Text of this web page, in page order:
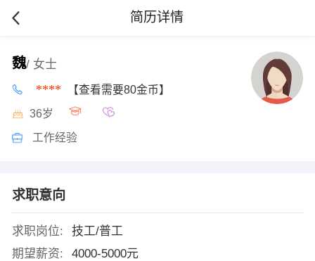
简历详情
魏/ 女士
**** 【查看需要80金币】
36岁
工作经验
求职意向
求职岗位:
技工/普工
期望薪资:
4000-5000元